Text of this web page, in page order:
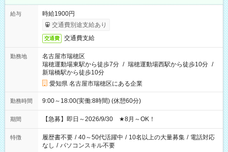
給与
時給1900円
交通費別途支給あり
交通費 交通費支給
勤務地
名古屋市瑞穂区
瑞穂運動場東駅から徒歩7分 / 瑞穂運動場西駅から徒歩10分 /
新瑞橋駅から徒歩10分
愛知県 名古屋市瑞穂区にある企業
勤務時間 9:00～18:00(実働:8時間) (休憩60分)
期間 【急募】即日～2026/9/30 ★8月～OK！
特徴 履歴書不要 / 40～50代活躍中 / 10名以上の大量募集 / 電話対応
なし / パソコンスキル不要